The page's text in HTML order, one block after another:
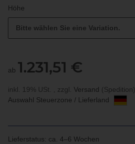
Höhe
Bitte wählen Sie eine Variation.
ab 1.231,51 €
inkl. 19% USt. , zzgl. Versand (Spedition)
Auswahl Steuerzone / Lieferland
Lieferstatus: ca. 4–6 Wochen